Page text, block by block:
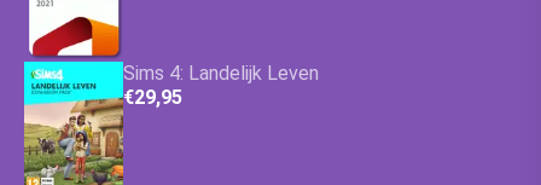
Sims 4: Landelijk Leven
€29,95